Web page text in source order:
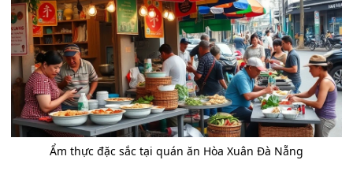
Ẩm thực đặc sắc tại quán ăn Hòa Xuân Đà Nẵng